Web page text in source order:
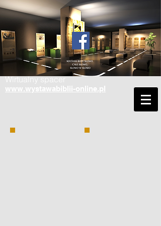
Wirtualny spacer
www.wystawabiblii-online.pl